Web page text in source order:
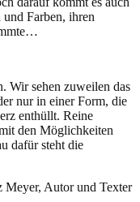
Farben, ihren
Wir sehen zuweilen das
nur in einer Form, die
enthüllt. Reine
den Möglichkeiten
dafür steht die
Autor und Texter